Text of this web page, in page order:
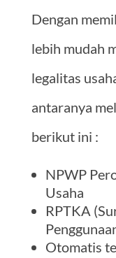
Dengan
lebih mudah
legalitas
antaranya
berikut ini :
NPWP
Usaha
RPTKA
Otomatis